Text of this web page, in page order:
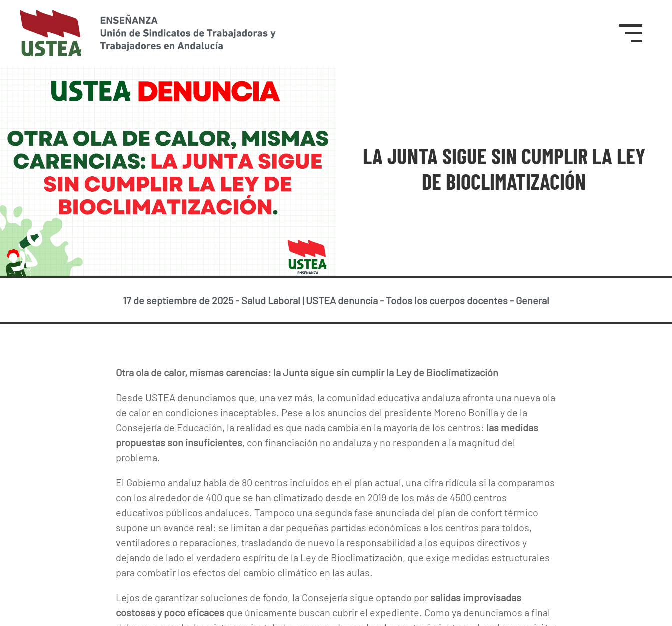
LA JUNTA SIGUE SIN CUMPLIR LA LEY
DE BIOCLIMATIZACIÓN
17 de septiembre de 2025- Salud Laboral |USTEA denuncia- Todos los cuerpos docentes- General
Otra ola de calor, mismas carencias: la Junta sigue sin cumplir la Ley de Bioclimatización
Desde USTEA denunciamos que, una vez más, la comunidad educativa andaluza afronta una nueva ola
de calor en condiciones inaceptables. Pese a los anuncios del presidente Moreno Bonilla y de la
Consejería de Educación, la realidad es que nada cambia en la mayoría de los centros: las medidas
propuestas son insuficientes, con financiación no andaluza y no responden a la magnitud del
problema.
El Gobierno andaluz habla de 80 centros incluidos en el plan actual, una cifra ridícula si la comparamos
con los alrededor de 400 que se han climatizado desde en 2019 de los más de 4500 centros
educativos públicos andaluces. Tampoco una segunda fase anunciada del plan de confort térmico
supone un avance real: se limitan a dar pequeñas partidas económicas a los centros para toldos,
ventiladores o reparaciones, trasladando de nuevo la responsabilidad a los equipos directivos y
dejando de lado el verdadero espíritu de la Ley de Bioclimatización, que exige medidas estructurales
para combatir los efectos del cambio climático en las aulas.
Lejos de garantizar soluciones de fondo, la Consejería sigue optando por salidas improvisadas
costosas y poco eficaces que únicamente buscan cubrir el expediente. Como ya denunciamos a final